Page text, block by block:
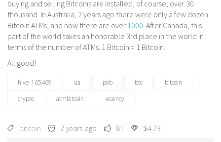
buying and selling Bitcoins are installed, of course, over 30
thousand. In Australia, 2 years ago there were only a few dozen
Bitcoin ATMs, and now there are over 1000 . After Canada, this
part of the world takes an honorable 3rd place in the world in
terms of the number of ATMs. 1 Bitcoin = 1 Bitcoin.
All good!
hive-165469 ua pob btc
bitcoin
crypto
atmbitcoin ecency
bitcoin 2 years ago 81 $4.73